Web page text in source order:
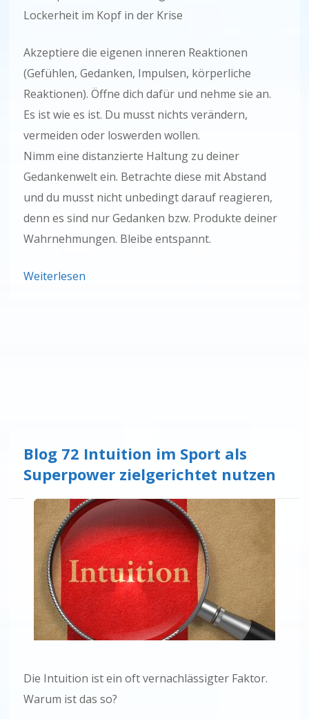
Lockerheit im Kopf in der Krise
Akzeptiere die eigenen inneren Reaktionen
(Gefühlen, Gedanken, Impulsen, körperliche
Reaktionen). Öffne dich dafür und nehme sie an.
Es ist wie es ist. Du musst nichts verändern,
vermeiden oder loswerden wollen.
Nimm eine distanzierte Haltung zu deiner
Gedankenwelt ein. Betrachte diese mit Abstand
und du musst nicht unbedingt darauf reagieren,
denn es sind nur Gedanken bzw. Produkte deiner
Wahrnehmungen. Bleibe entspannt.
Weiterlesen
Blog 72 Intuition im Sport als
Superpower zielgerichtet nutzen
Die Intuition ist ein oft vernachlässigter Faktor.
Warum ist das so?